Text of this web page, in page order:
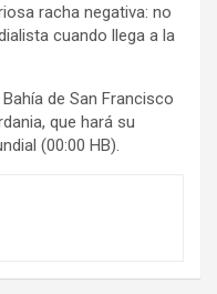
racha negativa: no
cuando llega a la
de San Francisco
que hará su
(00:00 HB).